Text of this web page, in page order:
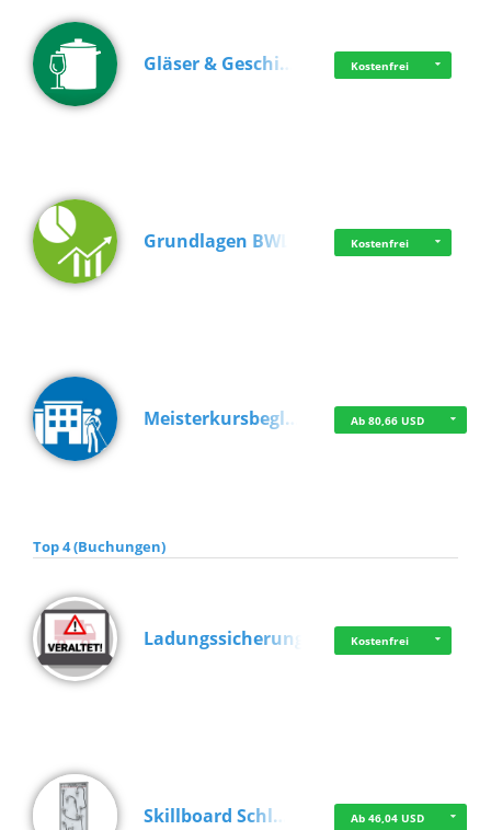
Gläser & Geschi… Kostenfrei
Grundlagen BWL Kostenfrei
Meisterkursbegl… Ab 80,66 USD
Top 4 (Buchungen)
Ladungssicherung Kostenfrei
Skillboard Schl… Ab 46,04 USD